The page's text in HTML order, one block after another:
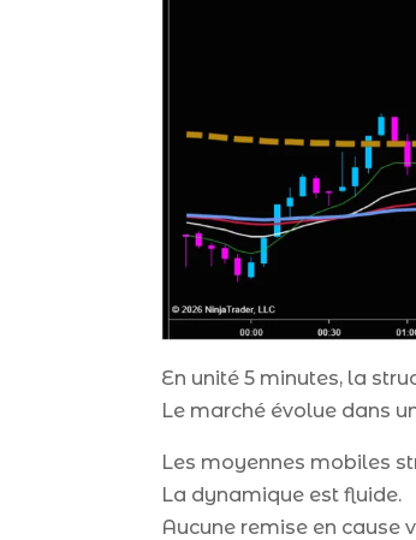
En unité 5 minutes, la
Le marché évolue dans
Les moyennes mobiles
La dynamique est fluide.
Aucune remise en cause